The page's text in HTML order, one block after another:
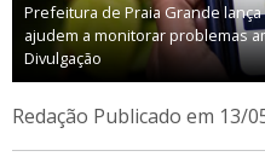
Prefeitura de Praia Grande
ajudem a monitorar problemas
Divulgação
Redação Publicado em 13/